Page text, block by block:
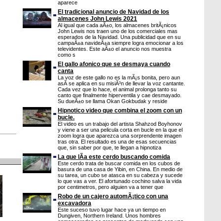
aparece
El tradicional anuncio de Navidad de los
almacenes John Lewis 2021
Al igual que cada aÃ±o, los almacenes britÃ¡nicos
John Lewis nos traen uno de los comerciales mas
esperados de la Navidad. Una publicidad que en su
campaÃ±a navideÃ±a siempre logra emocionar a los
televidentes. Este aÃ±o el anuncio nos muestra
como s
El gallo afonico que se desmaya cuando
canta
La voz de este gallo no es la mÃ¡s bonita, pero aun
asÃ­ se aplica en su misiÃ³n de llevar la voz cantante.
Cada vez que lo hace, el animal prolonga tanto su
canto que finalmente hiperventila y cae desmayado.
Su dueÃ±o se llama Okan Gokbudak y reside
Hipnotico video que combina el zoom con un
bucle.
El video es un trabajo del artista Shahzod Boyhonov
y viene a ser una pelicula corta en bucle en la que el
zoom logra que aparezca una sorprendente imagen
tras otra. El resultado es una de esas secuencias
que, sin saber por que, te llegan a hipnotiza
La que lÃ­a este cerdo buscando comida
Este cerdo trata de buscar comida en los cubos de
basura de una casa de Yibin, en China. En medio de
su tarea, un cubo se atasca en su cabeza y sucede
lo que vas a ver. El afortunado cochino salva la vida
por centimetros, pero alguien va a tener que
Robo de un cajero automÃ¡tico con una
excavadora
Este suceso tuvo lugar hace ya un tiempo en
Dungiven, Northern Ireland. Unos hombres